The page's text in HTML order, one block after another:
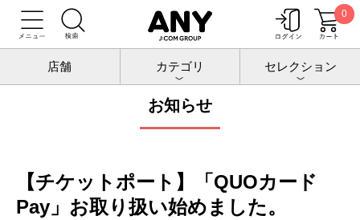
0
店舗 カテゴリ セレクション
トップ お知らせ
お知らせ
【チケットポート】「QUOカード
Pay」お取り扱い始めました。